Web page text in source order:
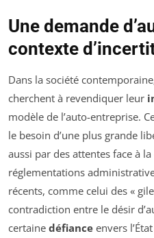
Une demande
contexte
Dans la société
cherchent à revendiquer leur
modèle de l’auto-entreprise.
le besoin d’une plus grande
aussi par des attentes face à
réglementations
récents, comme celui des «
contradiction entre le désir
certaine défiance envers